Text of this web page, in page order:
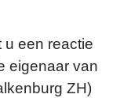
u een reactie
eigenaar van
ZH)